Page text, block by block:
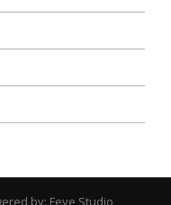
by: Feye Studio